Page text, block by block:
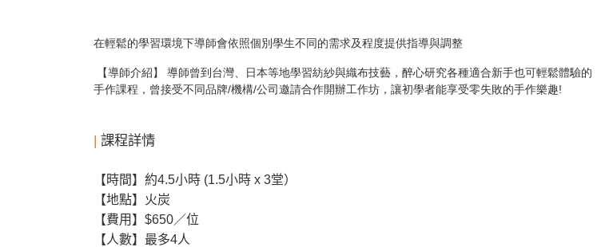
在輕鬆的學習環境下導師會依照個別學生不同的需求及程度提供指導與調整
【導師介紹】 導師曾到台灣、日本等地學習紡紗與織布技藝，醉心研究各種適合新手也可輕鬆體驗的
手作課程，曾接受不同品牌/機構/公司邀請合作開辦工作坊，讓初學者能享受零失敗的手作樂趣!
| 課程詳情
【時間】約4.5小時 (1.5小時 x 3堂）
【地點】火炭
【費用】 $650／位
【人數】最多4人